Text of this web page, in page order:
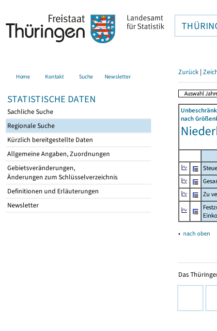
Home Kontakt Suche Newsletter
STATISTISCHE DATEN
Sachliche Suche
Regionale Suche
Kürzlich bereitgestellte Daten
Allgemeine Angaben, Zuordnungen
Gebietsveränderungen,
Änderungen zum Schlüsselverzeichnis
Definitionen und Erläuterungen
Newsletter
Zurück |
nach
Zu
▴ nach oben
Das